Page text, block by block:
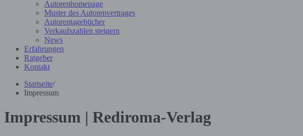
Autorenhomepage
Muster des Autorenvertrages
Autorentagebücher
Verkaufszahlen steigern
News
Erfahrungen
Ratgeber
Kontakt
Startseite/
Impressum
Impressum | Rediroma-Verlag